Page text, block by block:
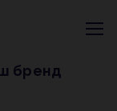
бренд